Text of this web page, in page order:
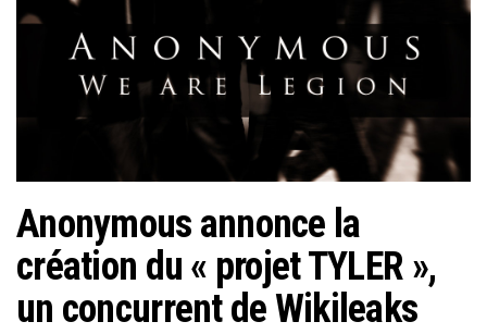
v
i
Anonymous annonce la
création du « projet TYLER »,
un concurrent de Wikileaks